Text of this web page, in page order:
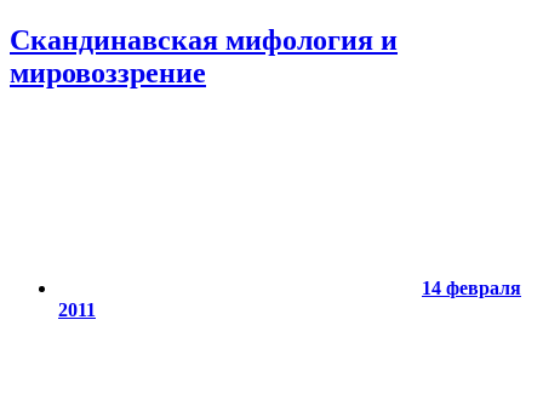
Скандинавская мифология и
мировоззрение
14 февраля
2011